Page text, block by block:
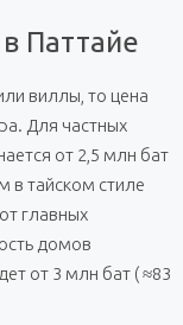
Паттайе
виллы, то цена
Для частных
от 2,5 млн бат
в тайском стиле
главных
домов
от 3 млн бат ( ≈83